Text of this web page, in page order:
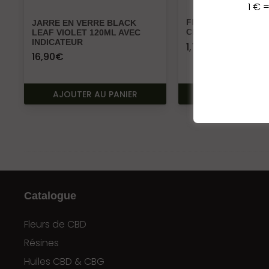
JARRE EN VERRE BLACK
LEAF VIOLET 120ML AVEC
INDICATEUR
16,90€
AJOUTER AU PANIER
FEUILLES A
CLASSIC
1,70
Catalogue
Fleurs de CBD
Résines
Huiles CBD & CBG
1 €